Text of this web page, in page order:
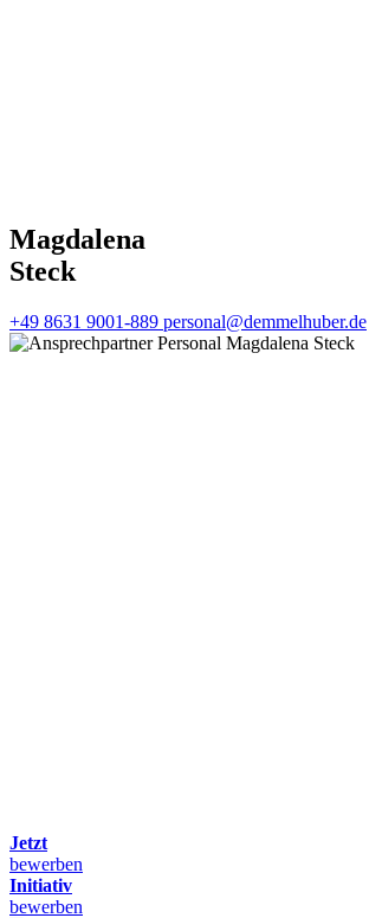
Magdalena
Steck
+49 8631 9001-889 personal@demmelhuber.de
Jetzt
bewerben
Initiativ
bewerben